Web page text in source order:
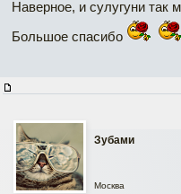
Наверное, и сулугуни так
Большое спасибо
Зубами
Москва